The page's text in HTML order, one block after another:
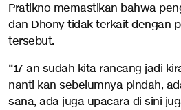
Pratikno memastikan bahwa
dan Dhony tidak terkait dengan
tersebut.
“17-an sudah kita rancang jadi
nanti kan sebelumnya pindah,
sana, ada juga upacara di sini